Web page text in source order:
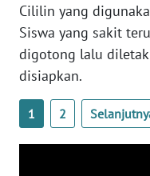
Cililin yang
Siswa yang sakit
digotong lalu
disiapkan.
1 2
WN
RIAU
WN